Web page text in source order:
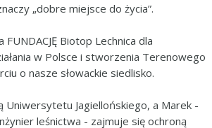
„dobre miejsce do życia”.
FUNDACJĘ Biotop Lechnica dla
w Polsce i stworzenia Terenowego
o nasze słowackie siedlisko.
Uniwersytetu Jagiellońskiego, a Marek -
leśnictwa - zajmuje się ochroną